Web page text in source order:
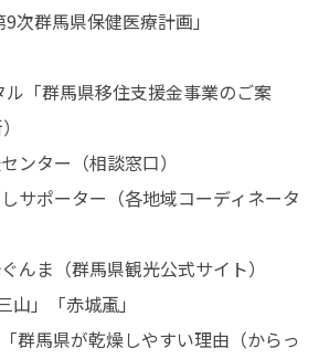
次群馬県保健医療計画」
ル「群馬県移住支援金事業のご案
ンター（相談窓口）
サポーター（各地域コーディネータ
んま（群馬県観光公式サイト）
」「赤城颪」
群馬県が乾燥しやすい理由（からっ